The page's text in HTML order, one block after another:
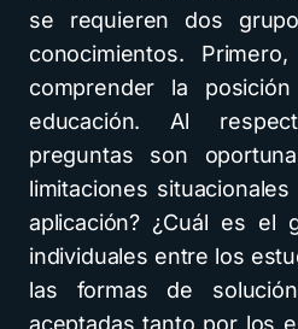
se requieren dos
conocimientos.
comprender la
educación. Al
preguntas son
limitaciones
aplicación? ¿Cuál es el
individuales entre los
las formas de
aceptadas tanto por los